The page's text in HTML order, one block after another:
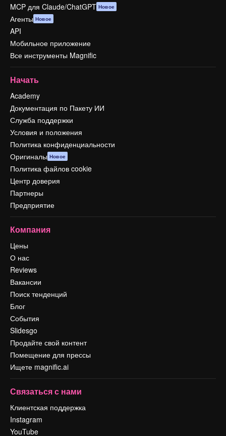
MCP для Claude/ChatGPT Новое
Агенты Новое
API
Мобильное приложение
Все инструменты Magnific
Начать
Academy
Документация по Пакету ИИ
Служба поддержки
Условия и положения
Политика конфиденциальности
Оригиналы Новое
Политика файлов cookie
Центр доверия
Партнеры
Предприятие
Компания
Цены
О нас
Reviews
Вакансии
Поиск тенденций
Блог
События
Slidesgo
Продайте свой контент
Помещение для прессы
Ищете magnific.ai
Связаться с нами
Клиентская поддержка
Instagram
YouTube